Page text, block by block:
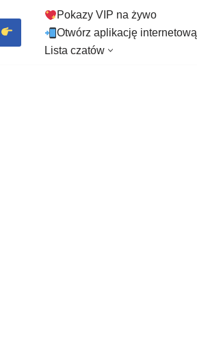
Pokazy VIP na żywo
Otwórz aplikację internetową
Lista czatów